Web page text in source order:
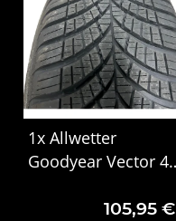
1x Allwetter
Goodyear Vector 4
205/60 R16 92H EVR
105,95 €